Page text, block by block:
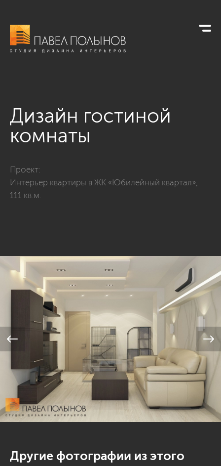
Дизайн гостиной
комнаты
Проект:
Интерьер квартиры в ЖК «Юбилейный квартал»,
111 кв.м.
Другие фотографии из этого